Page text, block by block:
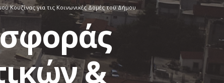
Κουζίνας για τις Κοινωνικές Δομές του Δήμου
&